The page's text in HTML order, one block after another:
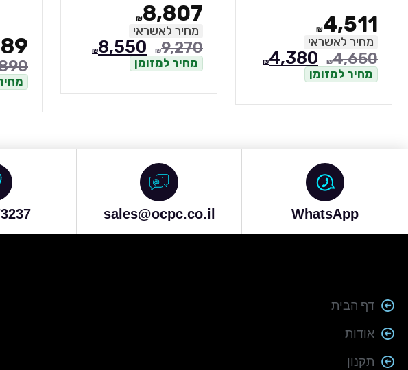
₪4,380
9,270
₪8,550
מחיר למזומן
689 מחיר
₪
WhatsApp
sales@ocpc.co.il
דף הבית
אודות
תקנון